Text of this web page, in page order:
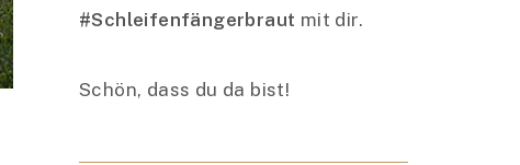
#Schleifenfängerbraut mit dir.
Schön, dass du da bist!